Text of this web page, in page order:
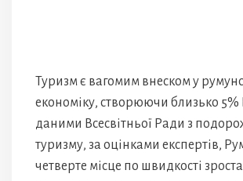
Туризм є вагомим внеском у
економіку, створюючи близько
даними Всесвітньої Ради з
туризму, за оцінками експертів,
четверте місце по швидкості